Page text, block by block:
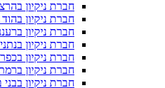
חברת ניקיון
חברת ניקיון
חברת ניקיון
חברת ניקיון
חברת ניקיון
חברת ניקיון
חברת ניקיון